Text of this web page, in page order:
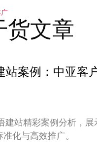
货文章
站案例：中亚客
建站精彩案例分析，
化与高效推广。